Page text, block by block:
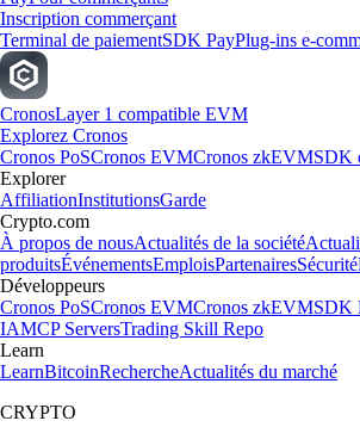
Inscription commerçant
Terminal de paiementSDK PayPlug-ins e-
CronosLayer 1 compatible EVM
Explorez Cronos
Cronos PoSCronos EVMCronos zkEVMSDK
Explorer
AffiliationInstitutionsGarde
Crypto.com
À propos de nousActualités de la société
produitsÉvénementsEmploisPartenairesSécurité
Développeurs
Cronos PoSCronos EVMCronos zkEVMSDK
IAMCP ServersTrading Skill Repo
Learn
LearnBitcoinRechercheActualités du marché
CRYPTO